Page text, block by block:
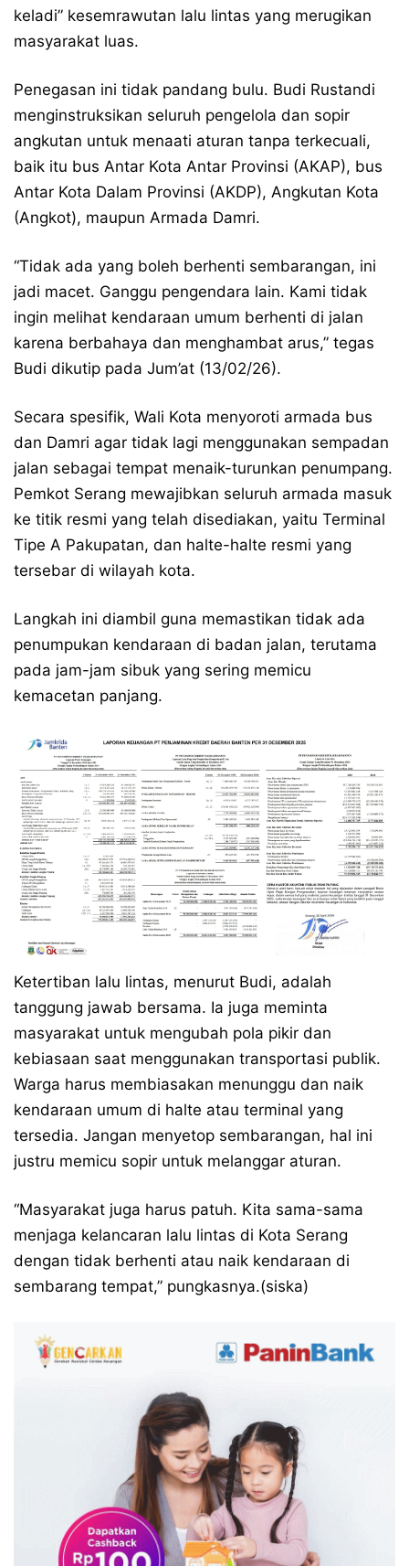
keladi” kesemrawutan lalu lintas yang merugikan
masyarakat luas.
Penegasan ini tidak pandang bulu. Budi Rustandi
menginstruksikan seluruh pengelola dan sopir
angkutan untuk menaati aturan tanpa terkecuali,
baik itu bus Antar Kota Antar Provinsi (AKAP), bus
Antar Kota Dalam Provinsi (AKDP), Angkutan Kota
(Angkot), maupun Armada Damri.
“Tidak ada yang boleh berhenti sembarangan, ini
jadi macet. Ganggu pengendara lain. Kami tidak
ingin melihat kendaraan umum berhenti di jalan
karena berbahaya dan menghambat arus,” tegas
Budi dikutip pada Jum’at (13/02/26).
Secara spesifik, Wali Kota menyoroti armada bus
dan Damri agar tidak lagi menggunakan sempadan
jalan sebagai tempat menaik-turunkan penumpang.
Pemkot Serang mewajibkan seluruh armada masuk
ke titik resmi yang telah disediakan, yaitu Terminal
Tipe A Pakupatan, dan halte-halte resmi yang
tersebar di wilayah kota.
Langkah ini diambil guna memastikan tidak ada
penumpukan kendaraan di badan jalan, terutama
pada jam-jam sibuk yang sering memicu
kemacetan panjang.
Ketertiban lalu lintas, menurut Budi, adalah
tanggung jawab bersama. Ia juga meminta
masyarakat untuk mengubah pola pikir dan
kebiasaan saat menggunakan transportasi publik.
Warga harus membiasakan menunggu dan naik
kendaraan umum di halte atau terminal yang
tersedia. Jangan menyetop sembarangan, hal ini
justru memicu sopir untuk melanggar aturan.
“Masyarakat juga harus patuh. Kita sama-sama
menjaga kelancaran lalu lintas di Kota Serang
dengan tidak berhenti atau naik kendaraan di
sembarang tempat,” pungkasnya.(siska)